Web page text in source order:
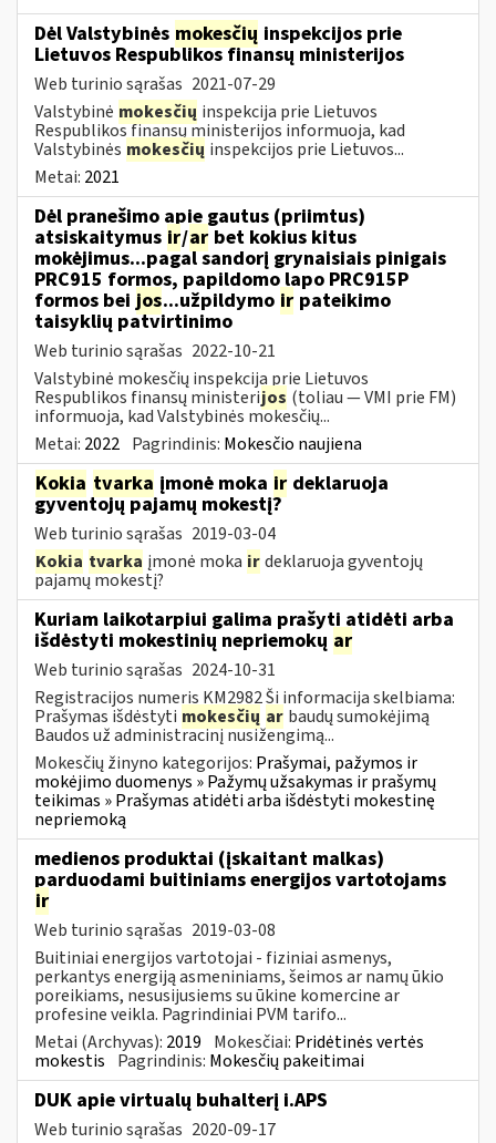
Dėl Valstybinės mokesčių inspekcijos prie
Lietuvos Respublikos finansų ministerijos
Web turinio sąrašas 2021-07-29
Valstybinė mokesčių inspekcija prie Lietuvos
Respublikos finansų ministerijos informuoja, kad
Valstybinės mokesčių inspekcijos prie Lietuvos...
Metai: 2021
Dėl pranešimo apie gautus (priimtus)
atsiskaitymus ir/ar bet kokius kitus
mokėjimus...pagal sandorį grynaisiais pinigais
PRC915 formos, papildomo lapo PRC915P
formos bei jos...užpildymo ir pateikimo
taisyklių patvirtinimo
Web turinio sąrašas 2022-10-21
Valstybinė mokesčių inspekcija prie Lietuvos
Respublikos finansų ministerijos (toliau ― VMI prie FM)
informuoja, kad Valstybinės mokesčių...
Metai: 2022 Pagrindinis: Mokesčio naujiena
Kokia tvarka įmonė moka ir deklaruoja
gyventojų pajamų mokestį?
Web turinio sąrašas 2019-03-04
Kokia tvarka įmonė moka irdeklaruoja gyventojų
pajamų mokestį?
Kuriam laikotarpiui galima prašyti atidėti arba
išdėstyti mokestinių nepriemokų ar
Web turinio sąrašas 2024-10-31
Registracijos numeris KM2982 Ši informacija skelbiama:
Prašymas išdėstyti mokesčių ar baudų sumokėjimą
Baudos už administracinį nusižengimą...
Mokesčių žinyno kategorijos: Prašymai, pažymos ir
mokėjimo duomenys » Pažymų užsakymas ir prašymų
teikimas » Prašymas atidėti arba išdėstyti mokestinę
nepriemoką
medienos produktai (įskaitant malkas)
parduodami buitiniams energijos vartotojams
ir
Web turinio sąrašas 2019-03-08
Buitiniai energijos vartotojai - fiziniai asmenys,
perkantys energiją asmeniniams, šeimos ar namų ūkio
poreikiams, nesusijusiems su ūkine komercine ar
profesine veikla. Pagrindiniai PVM tarifo...
Metai (Archyvas): 2019 Mokesčiai: Pridėtinės vertės
mokestis Pagrindinis: Mokesčių pakeitimai
DUK apie virtualų buhalterį i.APS
Web turinio sąrašas 2020-09-17